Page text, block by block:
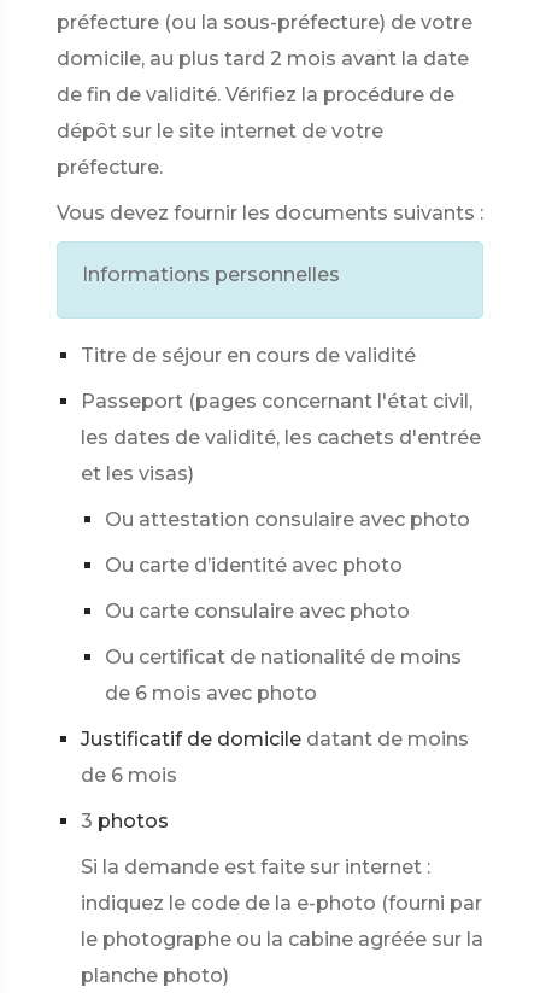
préfecture (ou la sous-préfecture) de votre
domicile, au plus tard 2 mois avant la date
de fin de validité. Vérifiez la procédure de
dépôt sur le site internet de votre
préfecture.
Vous devez fournir les documents suivants :
Informations personnelles
Titre de séjour en cours de validité
Passeport (pages concernant l'état civil,
les dates de validité, les cachets d'entrée
et les visas)
Ou attestation consulaire avec photo
Ou carte d’identité avec photo
Ou carte consulaire avec photo
Ou certificat de nationalité de moins
de 6 mois avec photo
Justificatif de domicile datant de moins
de 6 mois
3 photos
Si la demande est faite sur internet :
indiquez le code de la e-photo (fourni par
le photographe ou la cabine agréée sur la
planche photo)